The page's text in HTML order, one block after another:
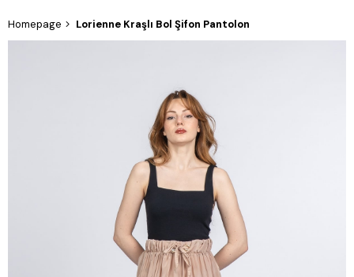
Homepage Lorienne Kraşlı Bol Şifon Pantolon